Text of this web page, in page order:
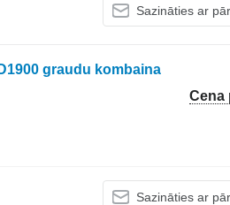
Sazināties ar
graudu kombaina
Cena
Sazināties ar